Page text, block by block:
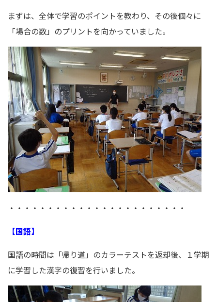
まずは、全体で学習のポイントを教わり、その後個々に
「場合の数」のプリントを向かっていました。
・・・・・・・・・・・・・・・・・・・・・・・
【国語】
国語の時間は「帰り道」のカラーテストを返却後、１学期
に学習した漢字の復習を行いました。